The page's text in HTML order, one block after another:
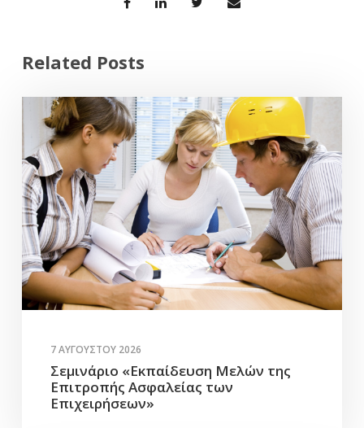
Related Posts
7 ΑΥΓΟΎΣΤΟΥ 2026
Σεμινάριο «Εκπαίδευση Μελών της
Επιτροπής Ασφαλείας των
Επιχειρήσεων»